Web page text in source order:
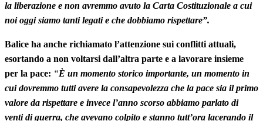
la liberazione e non avremmo avuto la Carta Costituzionale a cui
noi oggi siamo tanti legati e che dobbiamo rispettare”.
Balice ha anche richiamato l’attenzione sui conflitti attuali,
esortando a non voltarsi dall’altra parte e a lavorare insieme
per la pace: “È un momento storico importante, un momento in
cui dovremmo tutti avere la consapevolezza che la pace sia il primo
valore da rispettare e invece l’anno scorso abbiamo parlato di
venti di guerra, che avevano colpito e stanno tutt’ora lacerando il